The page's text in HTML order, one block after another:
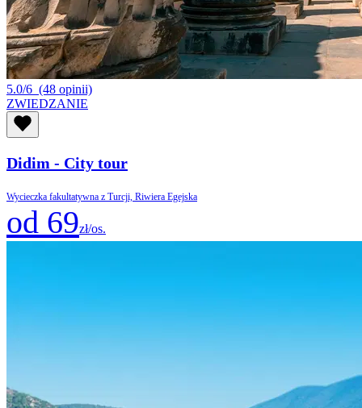
5.0/6 (48 opinii)
ZWIEDZANIE
Didim - City tour
Wycieczka fakultatywna z Turcji, Riwiera Egejska
od 69zł/os.